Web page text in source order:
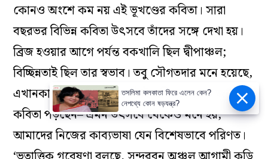
কোনও অংশে কম নয় এই ভূখণ্ডের কবিতা। সারা
বছরভর বিভিন্ন কবিতা উৎসবে তাঁদের সঙ্গে দেখা হয়।
ব্রিজ হওয়ার আগে পর্যন্ত বকখালি ছিল দ্বীপাঞ্চল;
বিচ্ছিন্নতাই ছিল তার স্বভাব। তবু সৌগতদার মনে হয়েছে,
এখানকার কাব্যভাষা অনেকটাই এগিয়ে। ১০০ জন কবি
কবিতা পড়ছেন– এমন উৎসবে থেকেও মনে হয়,
আমাদের নিজের কাব্যভাষা যেন বিশেষভাবে পরিণত।
তসলিমা কলকাতা ফিরে এলেন কেন?
নেপথ্যে কোন ষড়যন্ত্র?